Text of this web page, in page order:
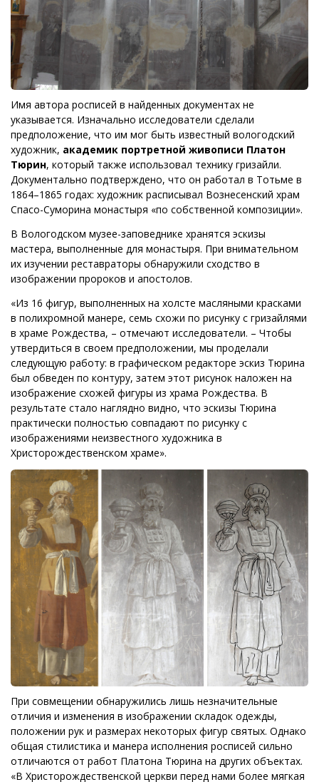
Имя автора росписей в найденных документах не
указывается. Изначально исследователи сделали
предположение, что им мог быть известный вологодский
художник, академик портретной живописи Платон
Тюрин, который также использовал технику гризайли.
Документально подтверждено, что он работал в Тотьме в
1864–1865 годах: художник расписывал Вознесенский храм
Спасо-Суморина монастыря «по собственной композиции».
В Вологодском музее-заповеднике хранятся эскизы
мастера, выполненные для монастыря. При внимательном
их изучении реставраторы обнаружили сходство в
изображении пророков и апостолов.
«Из 16 фигур, выполненных на холсте масляными красками
в полихромной манере, семь схожи по рисунку с гризайлями
в храме Рождества, – отмечают исследователи. – Чтобы
утвердиться в своем предположении, мы проделали
следующую работу: в графическом редакторе эскиз Тюрина
был обведен по контуру, затем этот рисунок наложен на
изображение схожей фигуры из храма Рождества. В
результате стало наглядно видно, что эскизы Тюрина
практически полностью совпадают по рисунку с
изображениями неизвестного художника в
Христорождественском храме».
При совмещении обнаружились лишь незначительные
отличия и изменения в изображении складок одежды,
положении рук и размерах некоторых фигур святых. Однако
общая стилистика и манера исполнения росписей сильно
отличаются от работ Платона Тюрина на других объектах.
«В Христорождественской церкви перед нами более мягкая